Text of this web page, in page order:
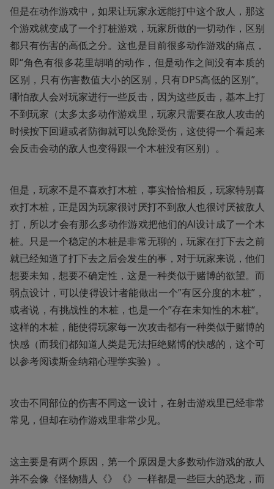
但是在动作游戏中，如果让玩家永远能打中这个敌人，那这
个游戏就变成了一个打桩游戏，玩家所做的一切动作，区别
都只有伤害的高低之分。这也是目前很多动作游戏的痛点，
即“角色有很多花里胡哨的动作，但是动作之间没有本质的
区别，只有伤害数值大小的区别，只有DPS高低的区别”。
哪怕敌人会对玩家进行一些反击，因为这些反击，基本上打
不到玩家（太多太多动作游戏里，玩家只需要在敌人攻击的
时候按下回避或者防御就可以免除受伤，这使得一个看起来
会反击会动的敌人也变得跟一个木桩没有区别）。
但是，玩家不是不喜欢打木桩，事实恰恰相反，玩家特别喜
欢打木桩，正是因为玩家很讨厌打不到敌人也很讨厌被敌人
打，所以才会有那么多动作游戏把他们的AI设计成了一个木
桩。只是一个稳定的木桩是非常无聊的，玩家在打下去之前
就已经知道了打下去之后会发生的事，对于玩家来说，他们
想要未知，想要不确定性，这是一种类似于赌博的欲望。而
弱点设计，可以使得设计者能做出一个”有区分度的木桩”，
或者说，有挑战性的木桩，也是一个”存在未知性的木桩“。
这样的木桩，能使得玩家每一次攻击都有一种类似于赌博的
快感（而我们都知道人类是无法拒绝赌博的快感的，这个可
以参考阅读斯金纳箱心理学实验）。
攻击不同部位的伤害不同这一设计，在射击游戏里已经非常
常见，但却在动作游戏里非常少见。
这主要是有两个原因，第一个原因是大多数动作游戏的敌人
并不会像《怪物猎人《》《》一样都是一些巨大的恐龙，而